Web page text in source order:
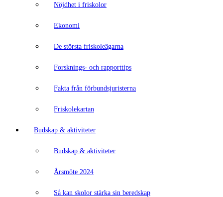
Nöjdhet i friskolor
Ekonomi
De största friskoleägarna
Forsknings- och rapporttips
Fakta från förbundsjuristerna
Friskolekartan
Budskap & aktiviteter
Budskap & aktiviteter
Årsmöte 2024
Så kan skolor stärka sin beredskap